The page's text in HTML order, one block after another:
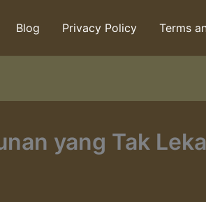
Blog Privacy Policy Terms
yang Tak